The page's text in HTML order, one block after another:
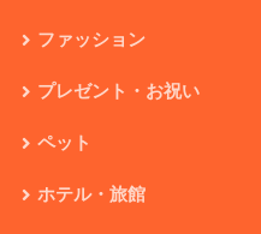
ファッション
プレゼント・お祝い
ペット
ホテル・旅館